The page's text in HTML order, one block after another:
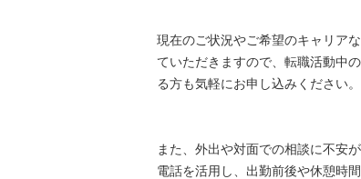
現在のご状況やご希望のキャリア
ていただきますので、転職活動中
る方も気軽にお申し込みください。
また、外出や対面での相談に不安
電話を活用し、出勤前後や休憩時